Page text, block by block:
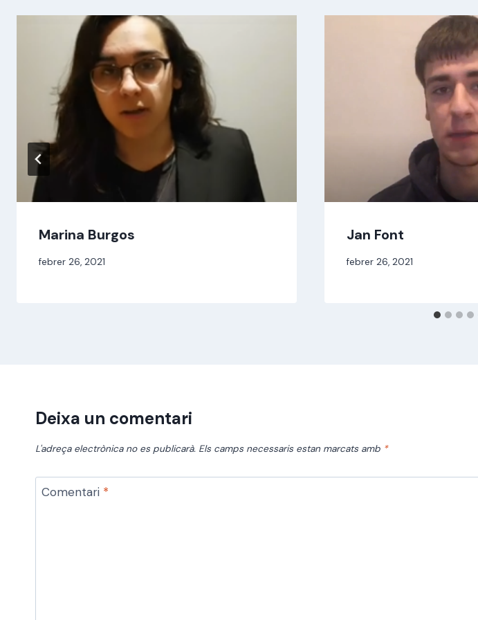
Marina Burgos
Per
febrer 26, 2021
Jan Font
Per
febrer 26, 2021
Deixa un comentari
L'adreça electrònica no es publicarà. Els camps necessaris estan marcats amb *
Comentari *